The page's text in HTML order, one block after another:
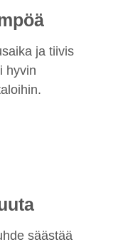
ja tiivis
hyvin
säästää